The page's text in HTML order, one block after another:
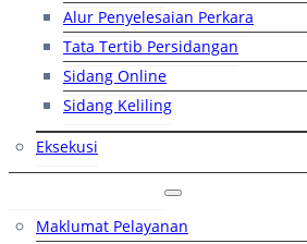
Alur Penyelesaian Perkara
Tata Tertib Persidangan
Sidang Online
Sidang Keliling
Eksekusi
Maklumat Pelayanan